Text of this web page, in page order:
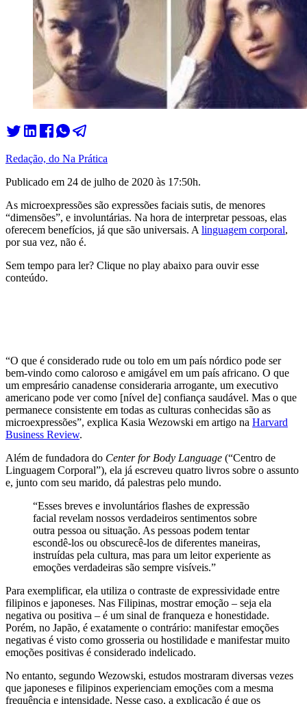
Redação, do Na Prática
Publicado em 24 de julho de 2020 às 17:50h.
As microexpressões são expressões faciais sutis, de menores
“dimensões”, e involuntárias. Na hora de interpretar pessoas, elas
oferecem benefícios, já que são universais. A linguagem corporal,
por sua vez, não é.
Sem tempo para ler? Clique no play abaixo para ouvir esse
conteúdo.
“O que é considerado rude ou tolo em um país nórdico pode ser
bem-vindo como caloroso e amigável em um país africano. O que
um empresário canadense consideraria arrogante, um executivo
americano pode ver como [nível de] confiança saudável. Mas o que
permanece consistente em todas as culturas conhecidas são as
microexpressões”, explica Kasia Wezowski em artigo na Harvard
Business Review.
Além de fundadora do Center for Body Language (“Centro de
Linguagem Corporal”), ela já escreveu quatro livros sobre o assunto
e, junto com seu marido, dá palestras pelo mundo.
“Esses breves e involuntários flashes de expressão
facial revelam nossos verdadeiros sentimentos sobre
outra pessoa ou situação. As pessoas podem tentar
escondê-los ou obscurecê-los de diferentes maneiras,
instruídas pela cultura, mas para um leitor experiente as
emoções verdadeiras são sempre visíveis.”
Para exemplificar, ela utiliza o contraste de expressividade entre
filipinos e japoneses. Nas Filipinas, mostrar emoção – seja ela
negativa ou positiva – é um sinal de franqueza e honestidade.
Porém, no Japão, é exatamente o contrário: manifestar emoções
negativas é visto como grosseria ou hostilidade e manifestar muito
emoções positivas é considerado indelicado.
No entanto, segundo Wezowski, estudos mostraram diversas vezes
que japoneses e filipinos experienciam emoções com a mesma
frequência e intensidade. Nesse caso, a explicação é que os